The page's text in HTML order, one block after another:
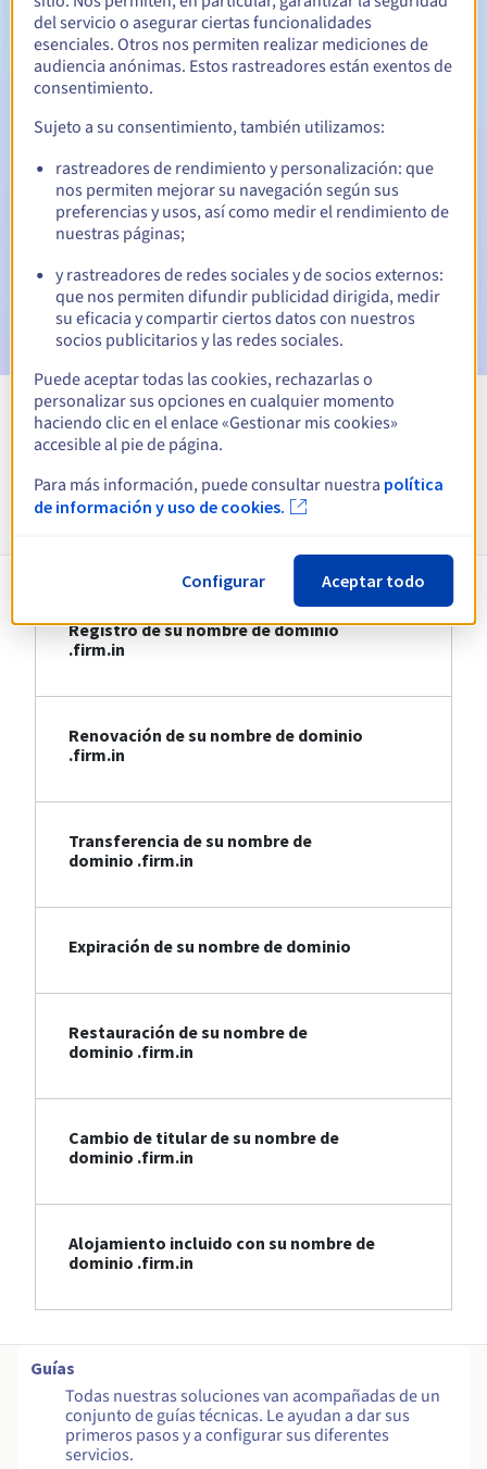
Período de redención 30 días
Notificaciones automáticas:
Emails de aviso:60, 30, 15, 7 y 3 días antes de la fecha de
vencimiento
Email el día del vencimiento
del nombre de dominio
Email tras el Redemption Grace Periodpara notificar la
eliminación del nombre de dominio
Ver todas las extensiones
Información sobre .firm.in
Registro de su nombre de dominio
.firm.in
Renovación de su nombre de dominio
.firm.in
Transferencia de su nombre de
dominio .firm.in
Expiración de su nombre de dominio
Restauración de su nombre de
dominio .firm.in
Cambio de titular de su nombre de
dominio .firm.in
Alojamiento incluido con su nombre de
dominio .firm.in
Guías
Todas nuestras soluciones van acompañadas de un
conjunto de guías técnicas. Le ayudan a dar sus
primeros pasos y a configurar sus diferentes
servicios.
del servicio o asegurar ciertas funcionalidades
esenciales. Otros nos permiten realizar mediciones de
audiencia anónimas. Estos rastreadores están exentos de
consentimiento.
Sujeto a su consentimiento, también utilizamos:
rastreadores de rendimiento y personalización: que
nos permiten mejorar su navegación según sus
preferencias y usos, así como medir el rendimiento de
nuestras páginas;
y rastreadores de redes sociales y de socios externos:
que nos permiten difundir publicidad dirigida, medir
su eficacia y compartir ciertos datos con nuestros
socios publicitarios y las redes sociales.
Puede aceptar todas las cookies, rechazarlas o
personalizar sus opciones en cualquier momento
haciendo clic en el enlace «Gestionar mis cookies»
accesible al pie de página.
Para más información, puede consultar nuestra política
de información y uso de cookies.
Configurar Aceptar todo